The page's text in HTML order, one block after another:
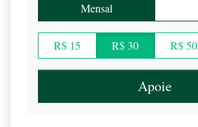
Mensal
R$ 15 R$ 30 R$ 50
Apoie